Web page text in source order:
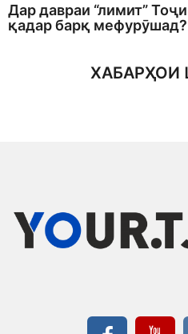
Дар давраи “лимит”
қадар барқ мефурӯшад?
ХАБАРҲОИ